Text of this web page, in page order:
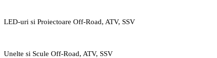
LED-uri si Proiectoare Off-Road, ATV, SSV
Unelte si Scule Off-Road, ATV, SSV